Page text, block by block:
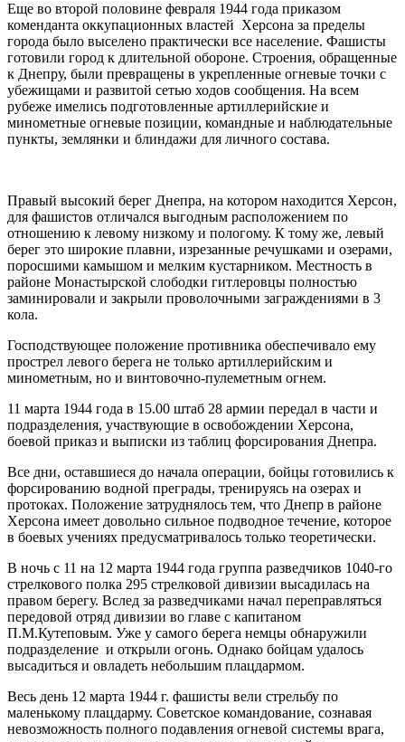
Еще во второй половине февраля 1944 года приказом
коменданта оккупационных властей Херсона за пределы
города было выселено практически все население. Фашисты
готовили город к длительной обороне. Строения, обращенные
к Днепру, были превращены в укрепленные огневые точки с
убежищами и развитой сетью ходов сообщения. На всем
рубеже имелись подготовленные артиллерийские и
минометные огневые позиции, командные и наблюдательные
пункты, землянки и блиндажи для личного состава.
Правый высокий берег Днепра, на котором находится Херсон,
для фашистов отличался выгодным расположением по
отношению к левому низкому и пологому. К тому же, левый
берег это широкие плавни, изрезанные речушками и озерами,
поросшими камышом и мелким кустарником. Местность в
районе Монастырской слободки гитлеровцы полностью
заминировали и закрыли проволочными заграждениями в 3
кола.
Господствующее положение противника обеспечивало ему
прострел левого берега не только артиллерийским и
минометным, но и винтовочно-пулеметным огнем.
11 марта 1944 года в 15.00 штаб 28 армии передал в части и
подразделения, участвующие в освобождении Херсона,
боевой приказ и выписки из таблиц форсирования Днепра.
Все дни, оставшиеся до начала операции, бойцы готовились к
форсированию водной преграды, тренируясь на озерах и
протоках. Положение затруднялось тем, что Днепр в районе
Херсона имеет довольно сильное подводное течение, которое
в боевых учениях предусматривалось только теоретически.
В ночь с 11 на 12 марта 1944 года группа разведчиков 1040-го
стрелкового полка 295 стрелковой дивизии высадилась на
правом берегу. Вслед за разведчиками начал переправляться
передовой отряд дивизии во главе с капитаном
П.М.Кутеповым. Уже у самого берега немцы обнаружили
подразделение и открыли огонь. Однако бойцам удалось
высадиться и овладеть небольшим плацдармом.
Весь день 12 марта 1944 г. фашисты вели стрельбу по
маленькому плацдарму. Советское командование, сознавая
невозможность полного подавления огневой системы врага,